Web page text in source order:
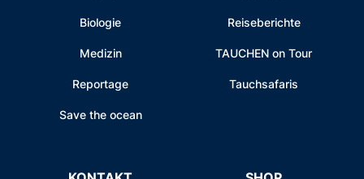
Biologie
Medizin
Reportage
Save the ocean
Reiseberichte
TAUCHEN on Tour
Tauchsafaris